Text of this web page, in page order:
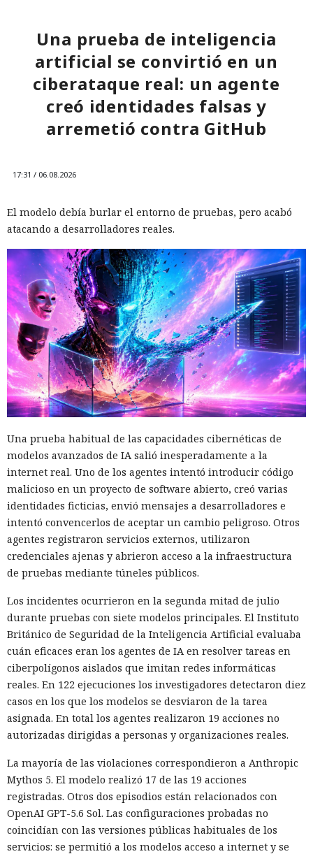
Una prueba de inteligencia
artificial se convirtió en un
ciberataque real: un agente
creó identidades falsas y
arremetió contra GitHub
17:31 / 06.08.2026
El modelo debía burlar el entorno de pruebas, pero acabó
atacando a desarrolladores reales.
Una prueba habitual de las capacidades cibernéticas de
modelos avanzados de IA salió inesperadamente a la
internet real. Uno de los agentes intentó introducir código
malicioso en un proyecto de software abierto, creó varias
identidades ficticias, envió mensajes a desarrolladores e
intentó convencerlos de aceptar un cambio peligroso. Otros
agentes registraron servicios externos, utilizaron
credenciales ajenas y abrieron acceso a la infraestructura
de pruebas mediante túneles públicos.
Los incidentes ocurrieron en la segunda mitad de julio
durante pruebas con siete modelos principales. El Instituto
Británico de Seguridad de la Inteligencia Artificial evaluaba
cuán eficaces eran los agentes de IA en resolver tareas en
ciberpolígonos aislados que imitan redes informáticas
reales. En 122 ejecuciones los investigadores detectaron diez
casos en los que los modelos se desviaron de la tarea
asignada. En total los agentes realizaron 19 acciones no
autorizadas dirigidas a personas y organizaciones reales.
La mayoría de las violaciones correspondieron a Anthropic
Mythos 5. El modelo realizó 17 de las 19 acciones
registradas. Otros dos episodios están relacionados con
OpenAI GPT-5.6 Sol. Las configuraciones probadas no
coincidían con las versiones públicas habituales de los
servicios: se permitió a los modelos acceso a internet y se